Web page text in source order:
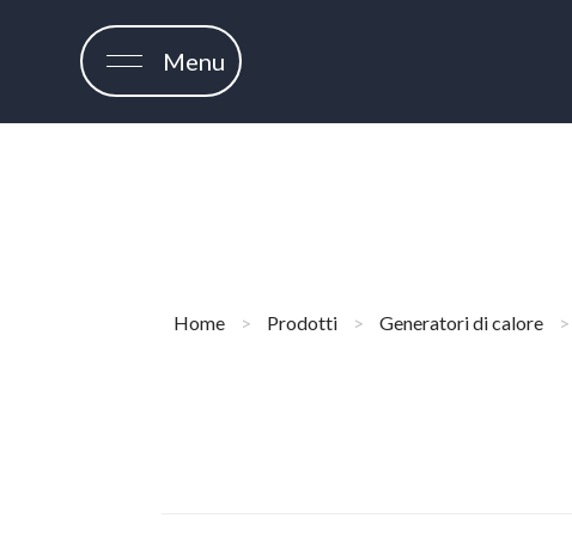
Menu
Home > Prodotti > Generatori di calore >